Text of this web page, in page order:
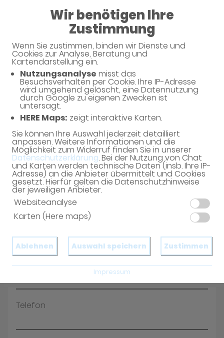
Wir benötigen Ihre
Zustimmung
Wenn Sie zustimmen, binden wir Dienste und
Cookies zur Analyse, Beratung und
Kartendarstellung ein.
Nutzungsanalyse misst das
Besuchsverhalten per Cookie. Ihre IP-Adresse
wird umgehend gelöscht, eine Datennutzung
durch Google zu eigenen Zwecken ist
untersagt.
HERE Maps: zeigt interaktive Karten.
Sie können Ihre Auswahl jederzeit detailliert
anpassen. Weitere Informationen und die
Möglichkeit zum Widerruf finden Sie in unserer
Datenschutzerklärung. Bei der Nutzung von Chat
und Karten werden technische Daten (insb. Ihre IP-
Adresse) an die Anbieter übermittelt und Cookies
gesetzt. Hierfür gelten die Datenschutzhinweise
der jeweiligen Anbieter.
Websiteanalyse
Karten (Here maps)
Ablehnen Auswahl speichern Zustimmen
Impressum
08:00 - 13:00
14:00 - 19:00
Haben Sie noch Fragen?
Dann schreiben Sie uns einfach eine Nachricht oder
rufen Sie uns direkt unter 07933 - 505 an. Wir helfen
Ihre Daten
Vorname*
E-Mail*
Telefon